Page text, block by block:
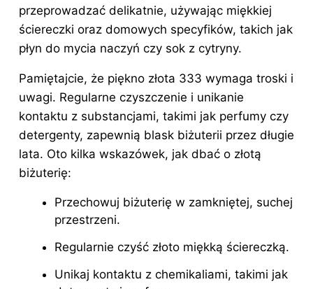
przeprowadzać delikatnie, używając miękkiej
ściereczki oraz domowych specyfików, takich jak
płyn do mycia naczyń czy sok z cytryny.
Pamiętajcie, że piękno złota 333 wymaga troski i
uwagi. Regularne czyszczenie i unikanie
kontaktu z substancjami, takimi jak perfumy czy
detergenty, zapewnią blask biżuterii przez długie
lata. Oto kilka wskazówek, jak dbać o złotą
biżuterię:
Przechowuj biżuterię w zamkniętej, suchej
przestrzeni.
Regularnie czyść złoto miękką ściereczką.
Unikaj kontaktu z chemikaliami, takimi jak